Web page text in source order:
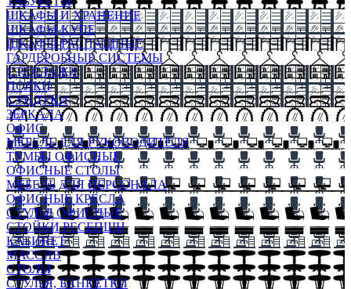
ШКАФЫ И ХРАНЕНИЕ
ШКАФЫ-КУПЕ
ШКАФЫ-РАСПАШНЫЕ
ГАРДЕРОБНЫЕ СИСТЕМЫ
СТЕЛЛАЖИ
ПОЛКИ
СУНДУКИ
ЗЕРКАЛА
ОФИС
МЕБЕЛЬ ДЛЯ РУКОВОДИТЕЛЯ
ТУМБЫ ОФИСНЫЕ
ОФИСНЫЕ СТОЛЫ
МЕБЕЛЬ ДЛЯ ПЕРСОНАЛА
ОФИСНЫЕ КРЕСЛА
СТУЛЬЯ ОФИСНЫЕ
СТОЙКИ РЕСЕПШН
КАБИНЕТ
МАССИВ
СТОЛЫ
СТУЛЬЯ, БАНКЕТКИ